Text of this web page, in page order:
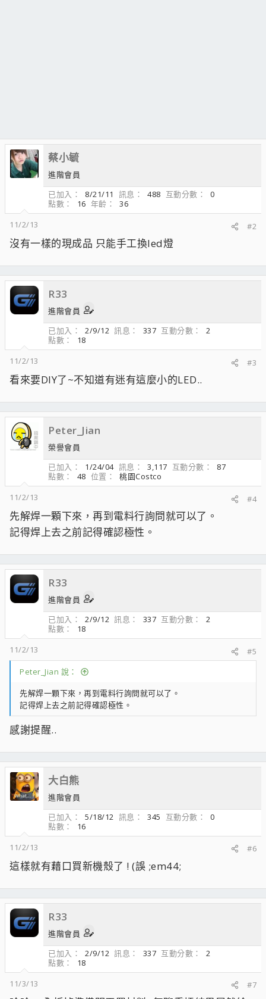
蔡小毓
進階會員
已加入
8/21/11 訊息 488 互動分數
0
點數
16 年齡
36
11/2/13
#2
沒有一樣的現成品 只能手工換led燈
R33
進階會員
已加入
2/9/12 訊息 337 互動分數
2
點數
18
11/2/13
#3
看來要DIY了~不知道有迷有這麼小的LED..
Peter_Jian
榮譽會員
已加入
1/24/04 訊息 3,117 互動分數
87
點數
48 位置
桃園Costco
11/2/13
#4
先解焊一顆下來，再到電料行詢問就可以了。
記得焊上去之前記得確認極性。
R33
進階會員
已加入
2/9/12 訊息 337 互動分數
2
點數
18
11/2/13
#5
Peter_Jian 說：
先解焊一顆下來，再到電料行詢問就可以了。
記得焊上去之前記得確認極性。
感謝提醒..
大白熊
進階會員
已加入
5/18/12 訊息 345 互動分數
0
點數
16
11/2/13
#6
這樣就有藉口買新機殼了 ! (誤 ;em44;
R33
進階會員
已加入
2/9/12 訊息 337 互動分數
2
點數
18
11/3/13
#7